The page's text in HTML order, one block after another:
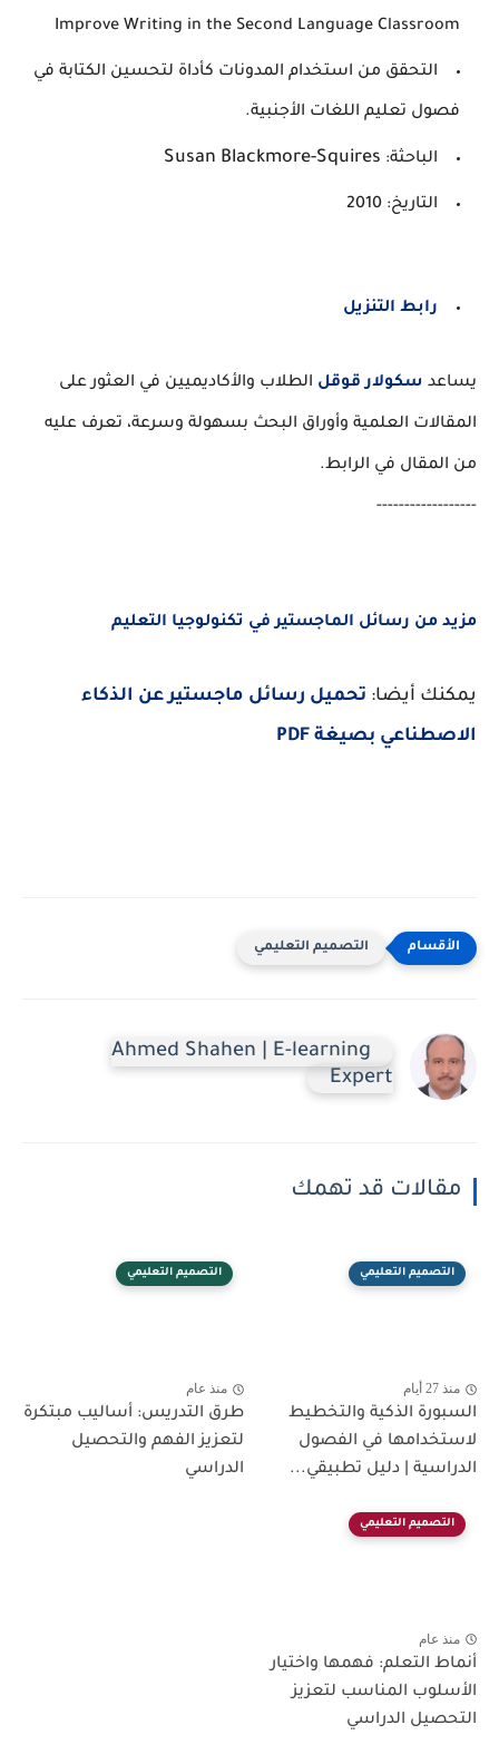
Improve Writing in the Second Language Classroom
التحقق من استخدام المدونات كأداة لتحسين الكتابة في
فصول تعليم اللغات الأجنبية.
الباحثة: Susan Blackmore-Squires
التاريخ: 2010
رابط التنزيل
يساعد سكولار قوقل الطلاب والأكاديميين في العثور على
المقالات العلمية وأوراق البحث بسهولة وسرعة، تعرف عليه
من المقال في الرابط.
------------------
مزيد من رسائل الماجستير في تكنولوجيا التعليم
يمكنك أيضا: تحميل رسائل ماجستير عن الذكاء
الاصطناعي بصيغة PDF
التصميم التعليمي
Ahmed Shahen | E-learning
Expert
مقالات قد تهمك
التصميم التعليمي
منذ 27 أيام
السبورة الذكية والتخطيط
لاستخدامها في الفصول
الدراسية | دليل تطبيقي...
التصميم التعليمي
منذ عام
طرق التدريس: أساليب مبتكرة
لتعزيز الفهم والتحصيل
الدراسي
التصميم التعليمي
منذ عام
أنماط التعلم: فهمها واختيار
الأسلوب المناسب لتعزيز
التحصيل الدراسي